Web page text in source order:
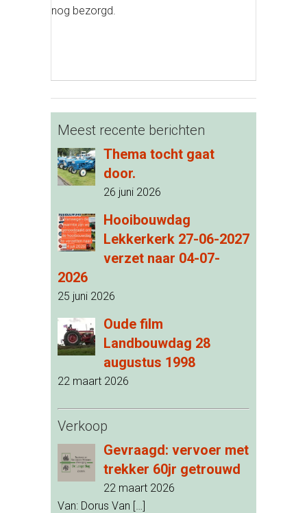
nog bezorgd.
Meest recente berichten
Thema tocht gaat
door.
26 juni 2026
Hooibouwdag
Lekkerkerk 27-06-2027
verzet naar 04-07-
2026
25 juni 2026
Oude film
Landbouwdag 28
augustus 1998
22 maart 2026
Verkoop
Gevraagd: vervoer met
trekker 60jr getrouwd
22 maart 2026
Van: Dorus Van […]